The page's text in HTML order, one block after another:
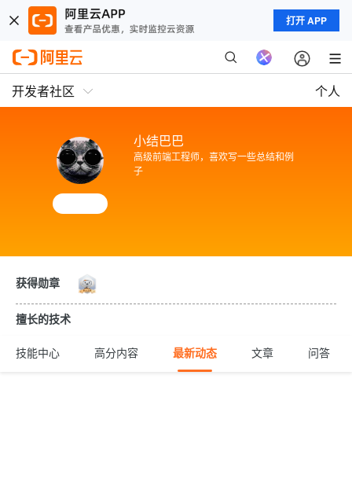
打开 APP
开发者社区 个人
小结巴巴
高级前端工程师，喜欢写一些总结和例
子
获得勋章
擅长的技术
技能中心 高分内容 最新动态 文章 问答